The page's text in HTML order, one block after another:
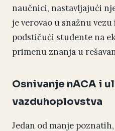
naučnici, nastavljajući
je verovao u snažnu
podstičući studente na
primenu znanja u
Osnivanje nACA i
vazduhoplovstva
Jedan od manje